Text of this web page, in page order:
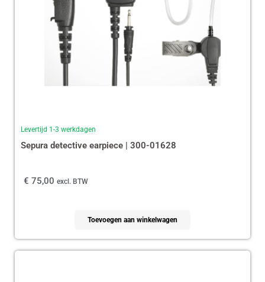
Levertijd 1-3 werkdagen
Sepura detective earpiece | 300-01628
€ 75,00 excl. BTW
Toevoegen aan winkelwagen